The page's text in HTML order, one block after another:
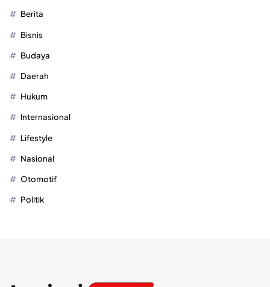
Berita
Bisnis
Budaya
Daerah
Hukum
Internasional
Lifestyle
Nasional
Otomotif
Politik